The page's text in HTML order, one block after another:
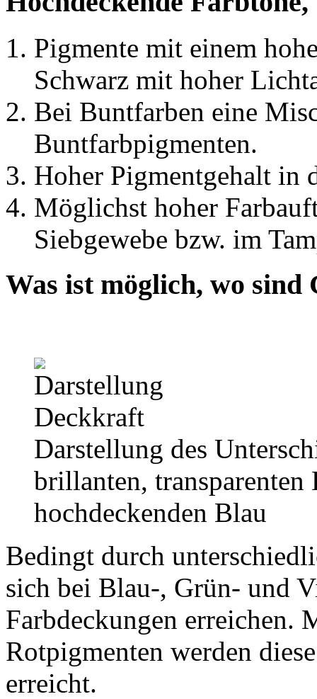
Pigmente mit einem
Schwarz mit hoher
Bei Buntfarben eine
Buntfarbpigmenten.
Hoher Pigmentgehalt in
Möglichst hoher
Siebgewebe bzw. im
Was ist möglich, wo sind
Darstellung des
brillanten,
hochdeckenden Blau
Bedingt durch
sich bei Blau-, Grün- und
Farbdeckungen erreichen.
Rotpigmenten werden
erreicht.